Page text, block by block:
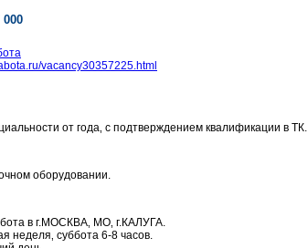
vacancy30357225.html
от года‚ с подтверждением квалификации в ТК.
оборудовании.
в г.МОСКВА‚ МО‚ г.КАЛУГА.
неделя‚ суббота 6-8 часов.